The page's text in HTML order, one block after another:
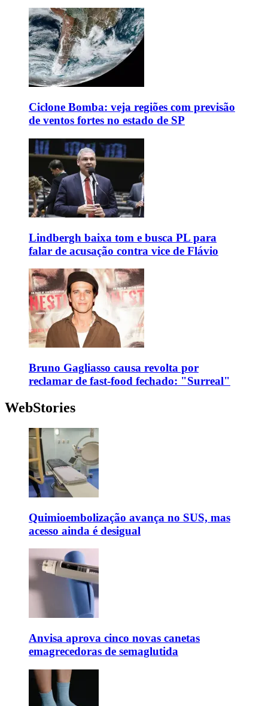
Ciclone Bomba: veja regiões com previsão
de ventos fortes no estado de SP
Lindbergh baixa tom e busca PL para
falar de acusação contra vice de Flávio
Bruno Gagliasso causa revolta por
reclamar de fast-food fechado: "Surreal"
WebStories
Quimioembolização avança no SUS, mas
acesso ainda é desigual
Anvisa aprova cinco novas canetas
emagrecedoras de semaglutida